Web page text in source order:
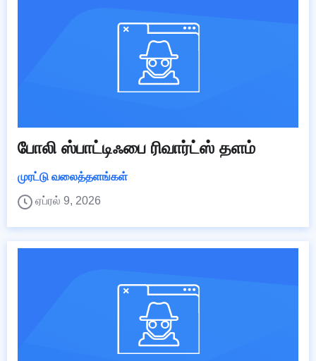
போலி ஸ்பாட்டிஃபை ரிவார்ட்ஸ் தளம்
முரட்டு வலைத்தளங்கள்
ஏப்ரல் 9, 2026